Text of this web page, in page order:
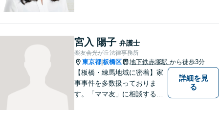
宮入 陽子 弁護士
楽友会光が丘法律事務所
東京都 板橋区 地下鉄赤塚駅 から徒歩3分
【板橋・練馬地域に密着】家
事事件を多数扱っておりま
す。「ママ友」に相談するよ
詳細を見
る